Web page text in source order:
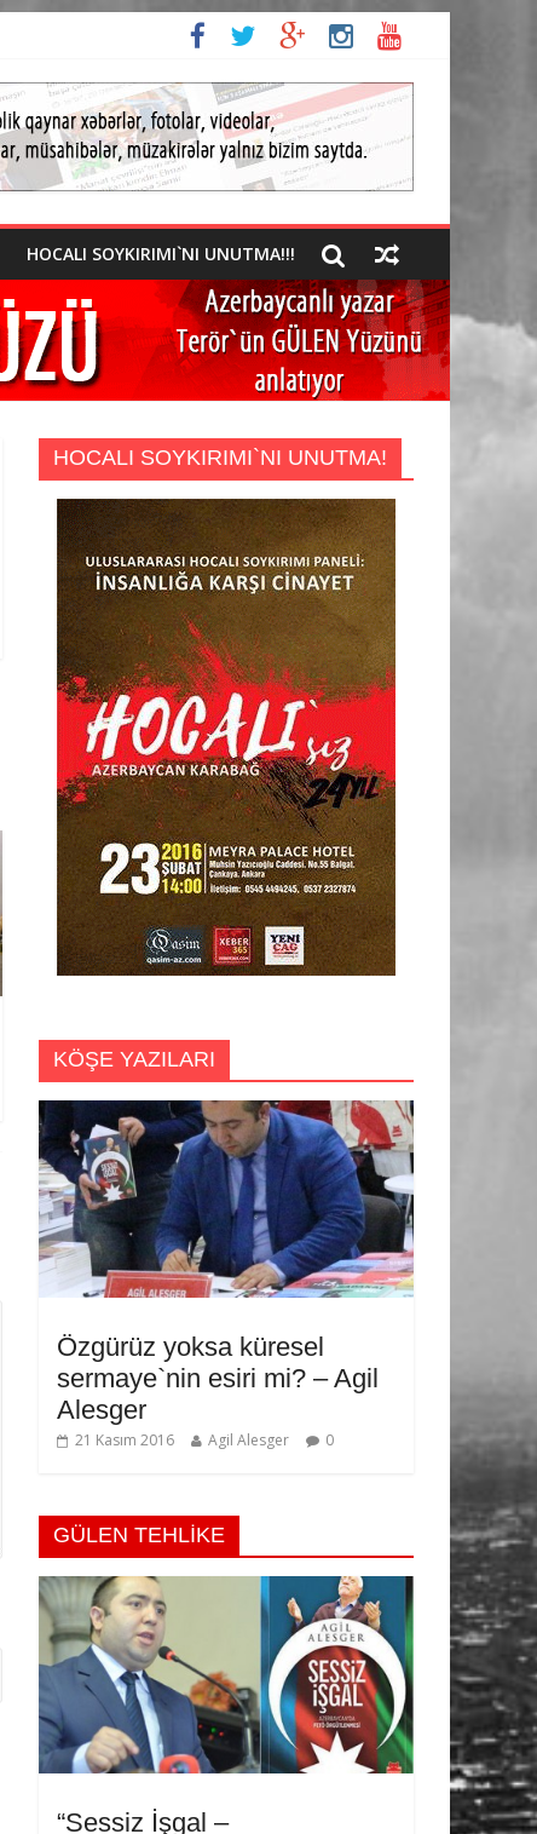
HOCALI SOYKIRIMI`NI UNUTMA!!!
HOCALI SOYKIRIMI`NI UNUTMA!
KÖŞE YAZILARI
Özgürüz yoksa küresel
sermaye`nin esiri mi? – Agil
Alesger
21 Kasım 2016 Agil Alesger 0
GÜLEN TEHLİKE
“Sessiz İşgal –